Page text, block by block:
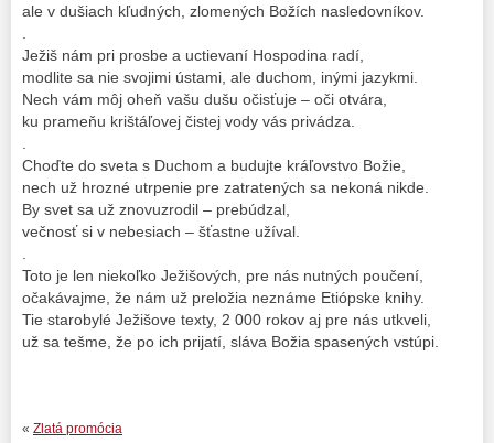
ale v dušiach kľudných, zlomených Božích nasledovníkov.
Ježiš nám pri prosbe a uctievaní Hospodina radí,
modlite sa nie svojimi ústami, ale duchom, inými jazykmi.
Nech vám môj oheň vašu dušu očisťuje – oči otvára,
ku prameňu krištáľovej čistej vody vás privádza.
Choďte do sveta s Duchom a budujte kráľovstvo Božie,
nech už hrozné utrpenie pre zatratených sa nekoná nikde.
By svet sa už znovuzrodil – prebúdzal,
večnosť si v nebesiach – šťastne užíval.
Toto je len niekoľko Ježišových, pre nás nutných poučení,
očakávajme, že nám už preložia neznáme Etiópske knihy.
Tie starobylé Ježišove texty, 2 000 rokov aj pre nás utkveli,
už sa tešme, že po ich prijatí, sláva Božia spasených vstúpi.
« Zlatá promócia